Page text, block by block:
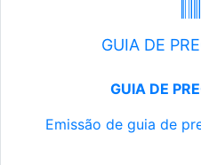
GUIA DE
GUIA DE
Emissão de guia de